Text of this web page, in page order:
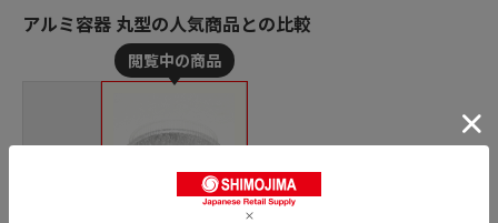
アルミ容器 丸型の人気商品との比較